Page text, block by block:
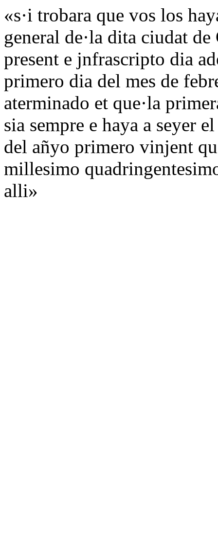
«s·i trobara que vos los
general de·la dita ciudat
present e jnfrascripto dia
primero dia del mes de
aterminado et que·la
sia sempre e haya a seyer
del añyo primero vinjent
millesimo
alli»